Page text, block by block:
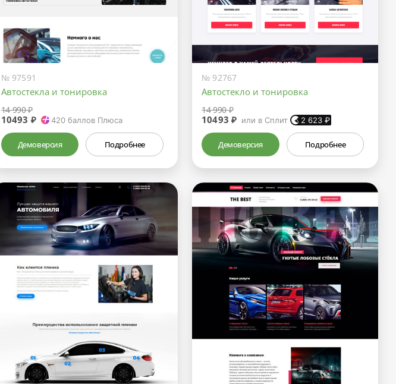
№ 97591
Автостекла и тонировка
14 990 ₽
10493 ₽ 420 баллов Плюса
Демоверсия Подробнее
№ 92767
Автостекло и тонировка
14 990 ₽
10493 ₽ или в Сплит 2 623 ₽
Демоверсия Подробнее